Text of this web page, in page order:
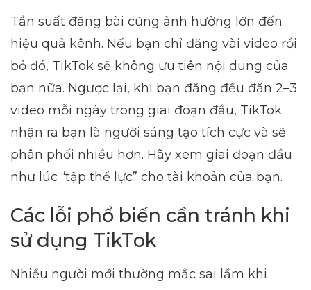
Tần suất đăng bài cũng ảnh hưởng lớn đến
hiệu quả kênh. Nếu bạn chỉ đăng vài video rồi
bỏ đó, TikTok sẽ không ưu tiên nội dung của
bạn nữa. Ngược lại, khi bạn đăng đều đặn 2–3
video mỗi ngày trong giai đoạn đầu, TikTok
nhận ra bạn là người sáng tạo tích cực và sẽ
phân phối nhiều hơn. Hãy xem giai đoạn đầu
như lúc “tập thể lực” cho tài khoản của bạn.
Các lỗi phổ biến cần tránh khi
sử dụng TikTok
Nhiều người mới thường mắc sai lầm khi